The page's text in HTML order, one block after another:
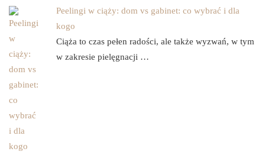
Peelingi w ciąży: dom vs gabinet: co wybrać i dla
kogo
Ciąża to czas pełen radości, ale także wyzwań, w tym
w zakresie pielęgnacji …